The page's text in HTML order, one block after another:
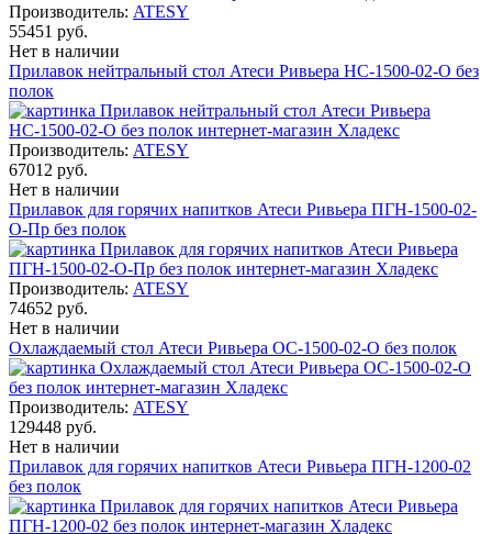
Производитель: ATESY
55451 руб.
Нет в наличии
Прилавок нейтральный стол Атеси Ривьера НС-1500-02-О без
полок
Производитель: ATESY
67012 руб.
Нет в наличии
Прилавок для горячих напитков Атеси Ривьера ПГН-1500-02-
О-Пр без полок
Производитель: ATESY
74652 руб.
Нет в наличии
Охлаждаемый стол Атеси Ривьера ОС-1500-02-О без полок
Производитель: ATESY
129448 руб.
Нет в наличии
Прилавок для горячих напитков Атеси Ривьера ПГН-1200-02
без полок